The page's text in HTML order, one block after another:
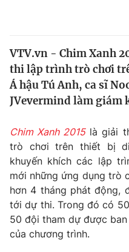
Thế giới
Tin tức
Thế giới đó đây
Câu chuyện quốc tế
Kinh tế
Thị trường
Góc doanh nghiệp
Dữ liệu và đời sống
Truyền hình
Phim VTV
Hậu trường
Nhân vật
Giải trí
Điện ảnh
Đời sống
VTV.vn - Chim Xanh
thi lập trình trò chơi
Á hậu Tú Anh, ca sĩ
JVevermind làm giám
Chim Xanh 2015là giải
trò chơi trên thiết bị
khuyến khích các lập
mới những ứng dụng trò
hơn 4 tháng phát động,
tới dự thi. Trong đó có
50 đội tham dự được
của chương trình.